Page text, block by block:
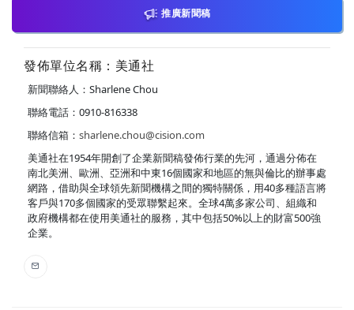
推廣新聞稿
發佈單位名稱：美通社
新聞聯絡人：Sharlene Chou
聯絡電話：0910-816338
聯絡信箱： sharlene.chou@cision.com
美通社在1954年開創了企業新聞稿發佈行業的先河，通過分佈在
南北美洲、歐洲、亞洲和中東16個國家和地區的無與倫比的辦事處
網路，借助與全球領先新聞機構之間的獨特關係，用40多種語言將
客戶與170多個國家的受眾聯繫起來。全球4萬多家公司、組織和
政府機構都在使用美通社的服務，其中包括50%以上的財富500強
企業。